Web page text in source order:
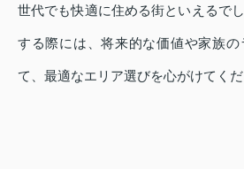
世代でも快適に住める街といえるで
する際には、将来的な価値や家族
て、最適なエリア選びを心がけてくだ